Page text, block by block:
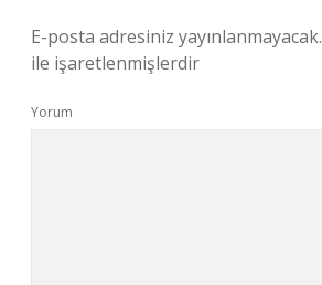
E-posta adresiniz yayınlanmayacak.
ile işaretlenmişlerdir
Yorum